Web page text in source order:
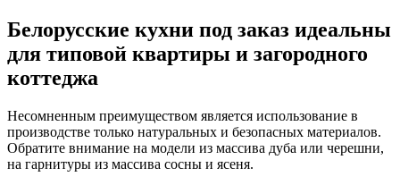
Белорусские кухни под заказ идеальны
для типовой квартиры и загородного
коттеджа
Несомненным преимуществом является использование в
производстве только натуральных и безопасных материалов.
Обратите внимание на модели из массива дуба или черешни,
на гарнитуры из массива сосны и ясеня.